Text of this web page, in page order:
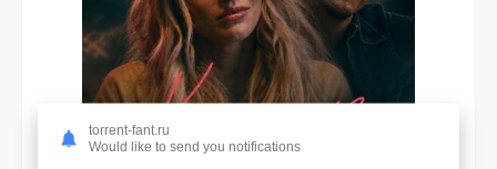
torrent-fant.ru
Would like to send you notifications